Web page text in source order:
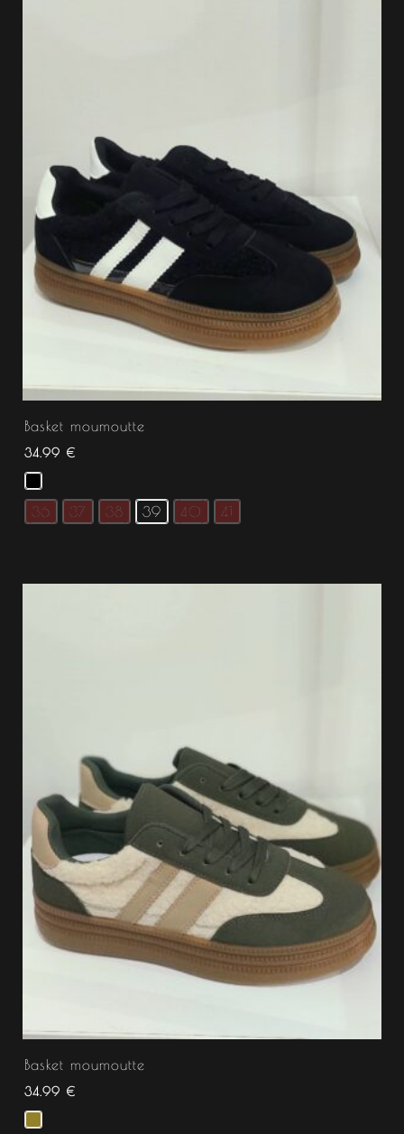
Basket moumoutte
34.99 €
36 37 38 39 40 41
Basket moumoutte
34.99 €